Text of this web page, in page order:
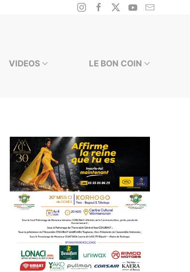
VIDEOS LE BON COIN